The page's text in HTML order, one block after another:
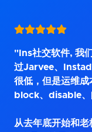
"Ins社交软件, 我
过Jarvee、
很低，但是运维
block、disable、
从去年底开始和